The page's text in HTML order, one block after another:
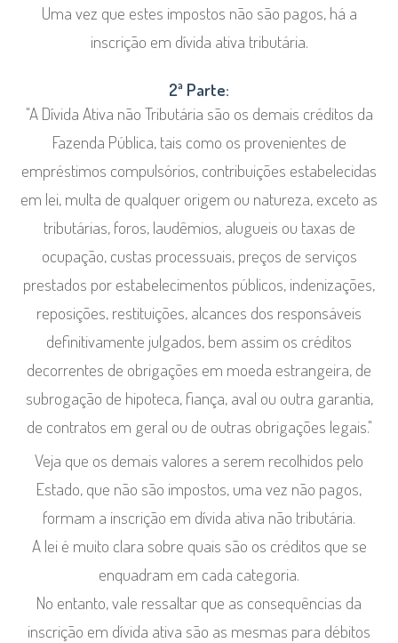
Uma vez que estes impostos não são pagos, há a
inscrição em dívida ativa tributária.
2ª Parte:
"A Dívida Ativa não Tributária são os demais créditos da
Fazenda Pública, tais como os provenientes de
empréstimos compulsórios, contribuições estabelecidas
em lei, multa de qualquer origem ou natureza, exceto as
tributárias, foros, laudêmios, alugueis ou taxas de
ocupação, custas processuais, preços de serviços
prestados por estabelecimentos públicos, indenizações,
reposições, restituições, alcances dos responsáveis
definitivamente julgados, bem assim os créditos
decorrentes de obrigações em moeda estrangeira, de
subrogação de hipoteca, fiança, aval ou outra garantia,
de contratos em geral ou de outras obrigações legais."
Veja que os demais valores a serem recolhidos pelo
Estado, que não são impostos, uma vez não pagos,
formam a inscrição em dívida ativa não tributária.
A lei é muito clara sobre quais são os créditos que se
enquadram em cada categoria.
No entanto, vale ressaltar que as consequências da
inscrição em dívida ativa são as mesmas para débitos